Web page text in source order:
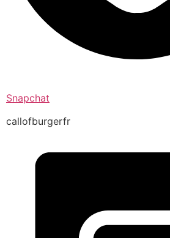
Snapchat
callofburgerfr